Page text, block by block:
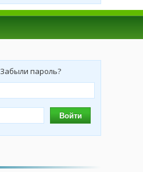
Забыли пароль?
Войти